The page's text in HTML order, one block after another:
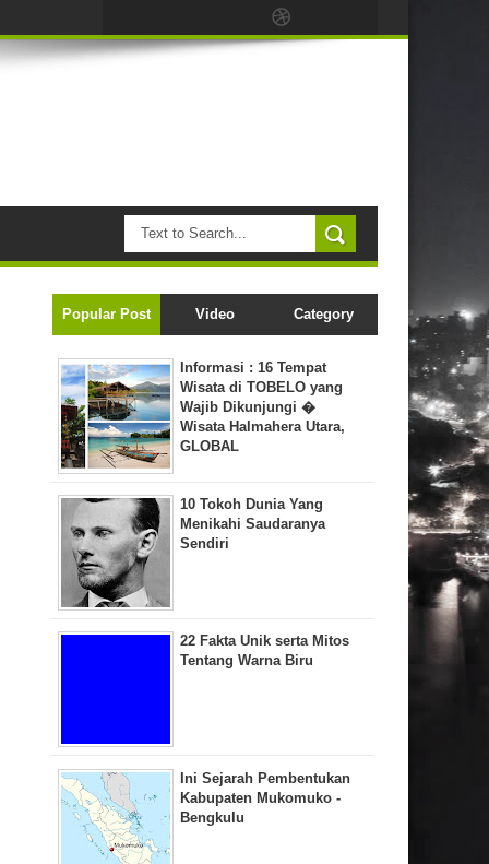
Popular Post Video Category
Informasi : 16 Tempat
Wisata di TOBELO yang
Wajib Dikunjungi �
Wisata Halmahera Utara,
GLOBAL
10 Tokoh Dunia Yang
Menikahi Saudaranya
Sendiri
22 Fakta Unik serta Mitos
Tentang Warna Biru
Ini Sejarah Pembentukan
Kabupaten Mukomuko -
Bengkulu